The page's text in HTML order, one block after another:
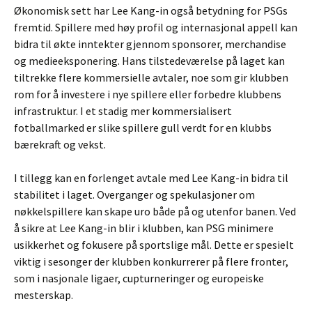
Økonomisk sett har Lee Kang-in også betydning for PSGs
fremtid. Spillere med høy profil og internasjonal appell kan
bidra til økte inntekter gjennom sponsorer, merchandise
og medieeksponering. Hans tilstedeværelse på laget kan
tiltrekke flere kommersielle avtaler, noe som gir klubben
rom for å investere i nye spillere eller forbedre klubbens
infrastruktur. I et stadig mer kommersialisert
fotballmarked er slike spillere gull verdt for en klubbs
bærekraft og vekst.
I tillegg kan en forlenget avtale med Lee Kang-in bidra til
stabilitet i laget. Overganger og spekulasjoner om
nøkkelspillere kan skape uro både på og utenfor banen. Ved
å sikre at Lee Kang-in blir i klubben, kan PSG minimere
usikkerhet og fokusere på sportslige mål. Dette er spesielt
viktig i sesonger der klubben konkurrerer på flere fronter,
som i nasjonale ligaer, cupturneringer og europeiske
mesterskap.